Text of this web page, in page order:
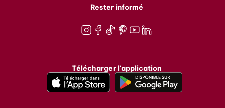
Rester informé
Télécharger l'application